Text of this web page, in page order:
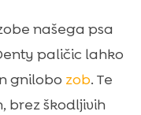
našega psa
paličic lahko
gnilobo zob. Te
brez škodljivih